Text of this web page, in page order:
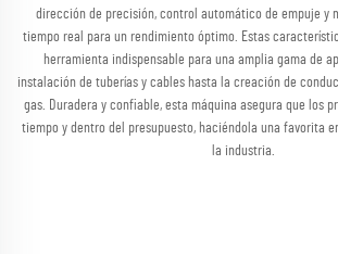
dirección de precisión, control automático de empuje y
tiempo real para un rendimiento óptimo. Estas
herramienta indispensable para una amplia gama de
instalación de tuberías y cables hasta la creación de
gas. Duradera y confiable, esta máquina asegura que los
tiempo y dentro del presupuesto, haciéndola una favorita
la industria.